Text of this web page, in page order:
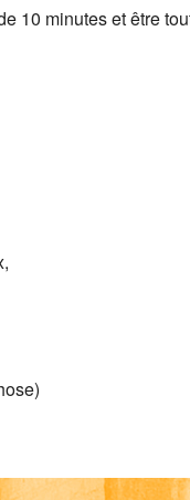
10 minutes et être